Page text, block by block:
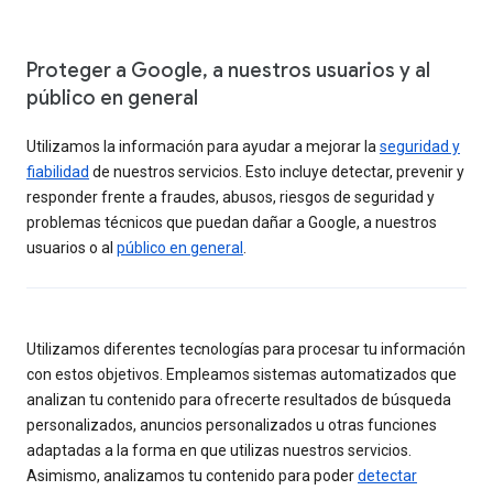
Proteger a Google, a nuestros usuarios y al
público en general
Utilizamos la información para ayudar a mejorar la seguridad y
fiabilidad de nuestros servicios. Esto incluye detectar, prevenir y
responder frente a fraudes, abusos, riesgos de seguridad y
problemas técnicos que puedan dañar a Google, a nuestros
usuarios o al público en general
Utilizamos diferentes tecnologías para procesar tu información
con estos objetivos. Empleamos sistemas automatizados que
analizan tu contenido para ofrecerte resultados de búsqueda
personalizados, anuncios personalizados u otras funciones
adaptadas a la forma en que utilizas nuestros servicios.
Asimismo, analizamos tu contenido para poderdetectar